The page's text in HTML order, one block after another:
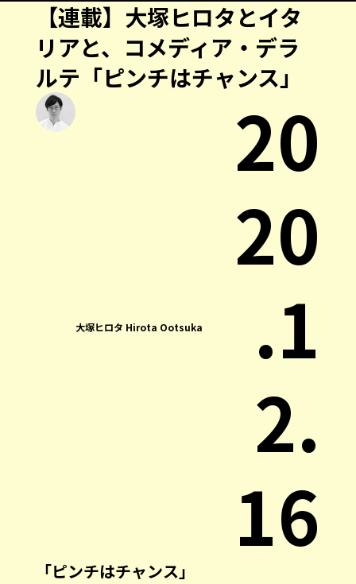
【連載】大塚ヒロタとイタ
リアと、コメディア・デラ
ルテ「ピンチはチャンス」
大塚ヒロタ Hirota Ootsuka
20
20
.1
2.
16
「ピンチはチャンス」